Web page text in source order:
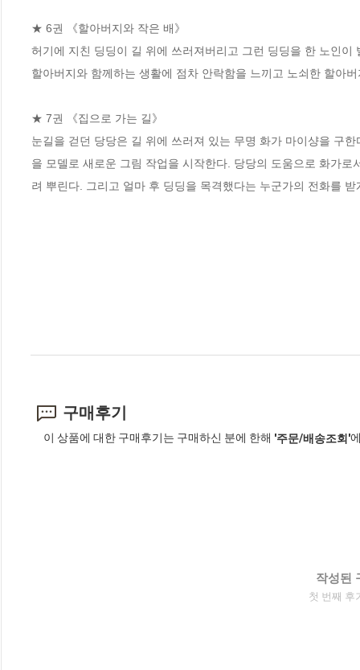
★ 6권 《할아버지와 작은 배》
허기에 지친 딩딩이 길 위에 쓰러져버리고 그런 딩딩을 한 노인
할아버지와 함께하는 생활에 점차 안락함을 느끼고 노쇠한 할아
★ 7권 《집으로 가는 길》
눈길을 걷던 당당은 길 위에 쓰러져 있는 무명 화가 마이샹을 구
을 모델로 새로운 그림 작업을 시작한다. 당당의 도움으로 화가
려 뿌린다. 그리고 얼마 후 딩딩을 목격했다는 누군가의 전화를
구매후기
이 상품에 대한 구매후기는 구매하신 분에 한해 '주문/배송조회'
작성된
첫 번째 후